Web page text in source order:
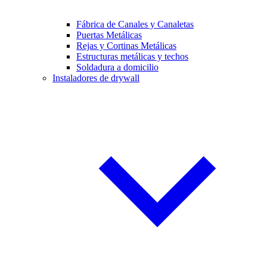
Fábrica de Canales y Canaletas
Puertas Metálicas
Rejas y Cortinas Metálicas
Estructuras metálicas y techos
Soldadura a domicilio
Instaladores de drywall